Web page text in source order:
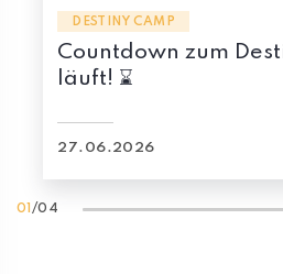
DESTINY CAMP
Countdown zum
läuft! ⌛
03.04.2026
02/04